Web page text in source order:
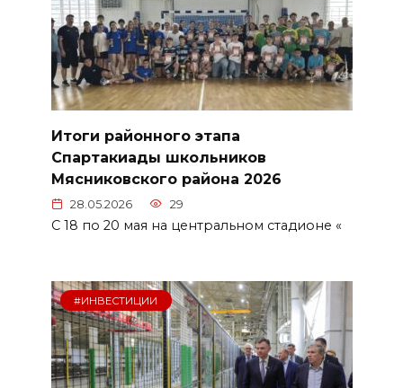
Итоги районного этапа
Спартакиады школьников
Мясниковского района 2026
28.05.2026 29
С 18 по 20 мая на центральном стадионе «
#ИНВЕСТИЦИИ